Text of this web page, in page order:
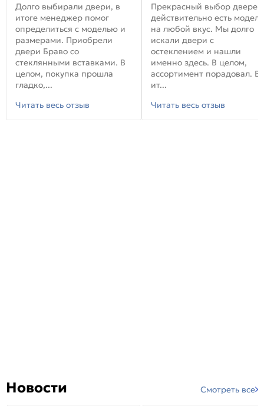
Долго выбирали двери, в
итоге менеджер помог
определиться с моделью и
размерами. Приобрели
двери Браво со
стеклянными вставками. В
целом, покупка прошла
гладко,...
Читать весь отзыв
Прекрасный выбор
действительно есть модели
на любой вкус. Мы долго
искали двери с
остеклением и нашли
именно здесь. В целом,
ассортимент порадовал. В
ит...
Читать весь отзыв
Новости Смотреть все